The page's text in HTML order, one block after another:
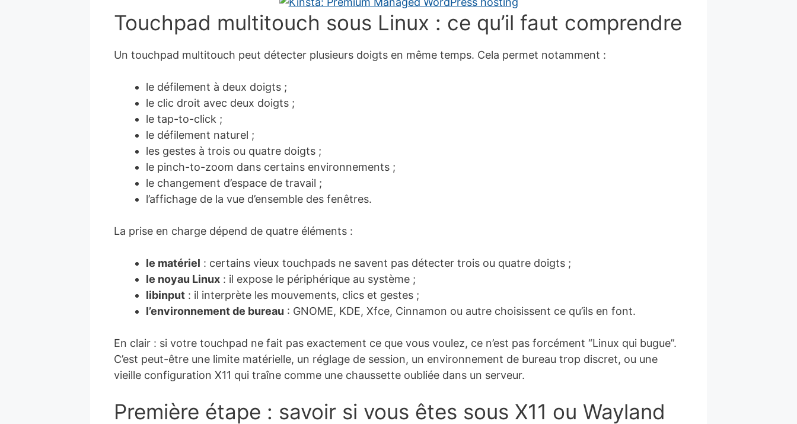
Touchpad multitouch sous Linux : ce qu’il faut comprendre
Un touchpad multitouch peut détecter plusieurs doigts en même temps. Cela permet notamment :
le défilement à deux doigts ;
le clic droit avec deux doigts ;
le tap-to-click ;
le défilement naturel ;
les gestes à trois ou quatre doigts ;
le pinch-to-zoom dans certains environnements ;
le changement d’espace de travail ;
l’affichage de la vue d’ensemble des fenêtres.
La prise en charge dépend de quatre éléments :
le matériel : certains vieux touchpads ne savent pas détecter trois ou quatre doigts ;
le noyau Linux : il expose le périphérique au système ;
libinput : il interprète les mouvements, clics et gestes ;
l’environnement de bureau : GNOME, KDE, Xfce, Cinnamon ou autre choisissent ce qu’ils en font.
En clair : si votre touchpad ne fait pas exactement ce que vous voulez, ce n’est pas forcément “Linux qui bugue”.
C’est peut-être une limite matérielle, un réglage de session, un environnement de bureau trop discret, ou une
vieille configuration X11 qui traîne comme une chaussette oubliée dans un serveur.
Première étape : savoir si vous êtes sous X11 ou Wayland